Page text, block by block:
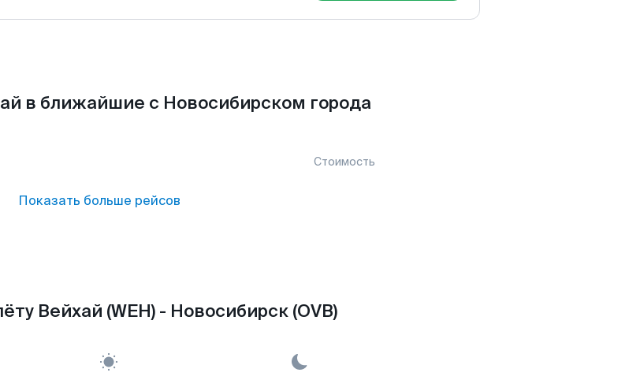
в ближайшие с Новосибирском города
Стоимость
Показать больше рейсов
Вейхай (WEH) - Новосибирск (OVB)